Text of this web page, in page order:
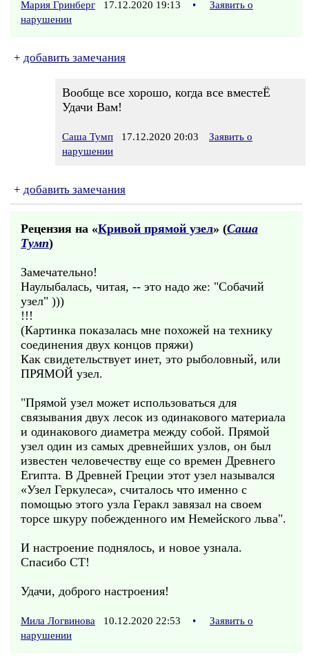
Мария Гринберг 17.12.2020 19:13 •
Заявить о
нарушении
+ добавить замечания
Вообще все хорошо, когда все вместеЁ
Удачи Вам!
Саша Тумп 17.12.2020 20:03
Заявить о
нарушении
+ добавить замечания
Рецензия на «Кривой прямой узел» (Саша
Тумп)
Замечательно!
Наулыбалась, читая, -- это надо же: "Собачий
узел" )))
!!!
(Картинка показалась мне похожей на технику
соединения двух концов пряжи)
Как свидетельствует инет, это рыболовный, или
ПРЯМОЙ узел.
"Прямой узел может использоваться для
связывания двух лесок из одинакового материала
и одинакового диаметра между собой. Прямой
узел один из самых древнейших узлов, он был
известен человечеству еще со времен Древнего
Египта. В Древней Греции этот узел назывался
«Узел Геркулеса», считалось что именно с
помощью этого узла Геракл завязал на своем
торсе шкуру побежденного им Немейского льва".
И настроение поднялось, и новое узнала.
Спасибо СТ!
Удачи, доброго настроения!
Мила Логвинова 10.12.2020 22:53 •
Заявить о
нарушении